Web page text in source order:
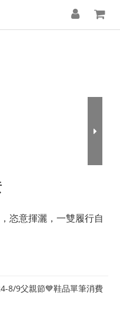
恣意揮灑，一雙履行自
8/9父親節💙鞋品單筆消費